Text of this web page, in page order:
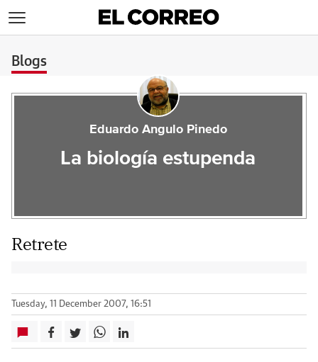
Blogs
Eduardo Angulo Pinedo
La biología estupenda
Retrete
Tuesday, 11 December 2007, 16:51